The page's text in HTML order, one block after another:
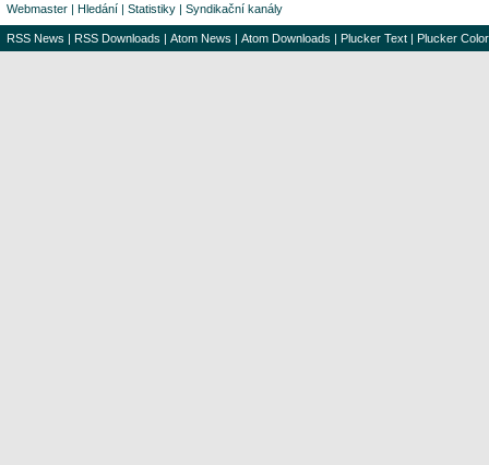
Webmaster | Hledání | Statistiky | Syndikační kanály
RSS News | RSS Downloads | Atom News | Atom Downloads | Plucker Text | Plucker Color